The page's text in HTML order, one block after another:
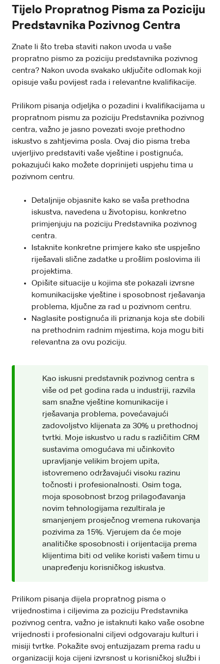
Tijelo Propratnog Pisma za Poziciju
Predstavnika Pozivnog Centra
Znate li što treba staviti nakon uvoda u vaše
propratno pismo za poziciju predstavnika pozivnog
centra? Nakon uvoda svakako uključite odlomak koji
opisuje vašu povijest rada i relevantne kvalifikacije.
Prilikom pisanja odjeljka o pozadini i kvalifikacijama u
propratnom pismu za poziciju Predstavnika pozivnog
centra, važno je jasno povezati svoje prethodno
iskustvo s zahtjevima posla. Ovaj dio pisma treba
uvjerljivo predstaviti vaše vještine i postignuća,
pokazujući kako možete doprinijeti uspjehu tima u
pozivnom centru.
Detaljnije objasnite kako se vaša prethodna
iskustva, navedena u životopisu, konkretno
primjenjuju na poziciju Predstavnika pozivnog
centra.
Istaknite konkretne primjere kako ste uspješno
riješavali slične zadatke u prošlim poslovima ili
projektima.
Opišite situacije u kojima ste pokazali izvrsne
komunikacijske vještine i sposobnost rješavanja
problema, ključne za rad u pozivnom centru.
Naglasite postignuća ili priznanja koja ste dobili
na prethodnim radnim mjestima, koja mogu biti
relevantna za ovu poziciju.
Kao iskusni predstavnik pozivnog centra s
više od pet godina rada u industriji, razvila
sam snažne vještine komunikacije i
rješavanja problema, povećavajući
zadovoljstvo klijenata za 30% u prethodnoj
tvrtki. Moje iskustvo u radu s različitim CRM
sustavima omogućava mi učinkovito
upravljanje velikim brojem upita,
istovremeno održavajući visoku razinu
točnosti i profesionalnosti. Osim toga,
moja sposobnost brzog prilagođavanja
novim tehnologijama rezultirala je
smanjenjem prosječnog vremena rukovanja
pozivima za 15%. Vjerujem da će moje
analitičke sposobnosti i orijentacija prema
klijentima biti od velike koristi vašem timu u
unapređenju korisničkog iskustva.
Prilikom pisanja dijela propratnog pisma o
vrijednostima i ciljevima za poziciju Predstavnika
pozivnog centra, važno je istaknuti kako vaše osobne
vrijednosti i profesionalni ciljevi odgovaraju kulturi i
misiji tvrtke. Pokažite svoj entuzijazam prema radu u
organizaciji koja cijeni izvrsnost u korisničkoj službi i